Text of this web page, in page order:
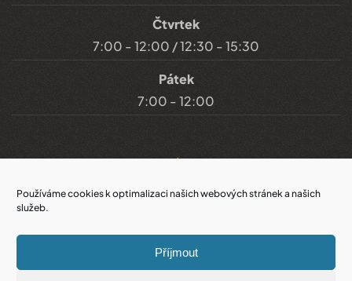
Používáme cookies k optimalizaci našich webových stránek a našich
služeb.
Příjmout
Čtvrtek
7:00 - 12:00 / 12:30 - 15:30
Pátek
7:00 - 12:00
Důležité odkazy
Prohlášení o přístupnosti